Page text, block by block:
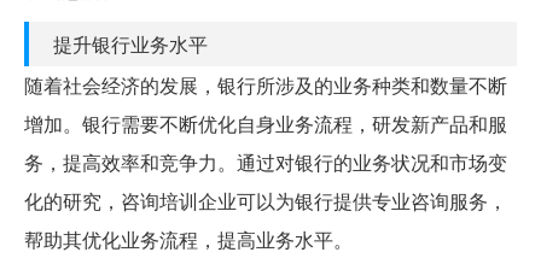
提升银行业务水平
随着社会经济的发展，银行所涉及的业务种类和数量不断
增加。银行需要不断优化自身业务流程，研发新产品和服
务，提高效率和竞争力。通过对银行的业务状况和市场变
化的研究，咨询培训企业可以为银行提供专业咨询服务，
帮助其优化业务流程，提高业务水平。